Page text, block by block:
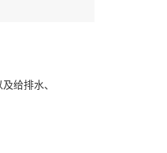
给排水、